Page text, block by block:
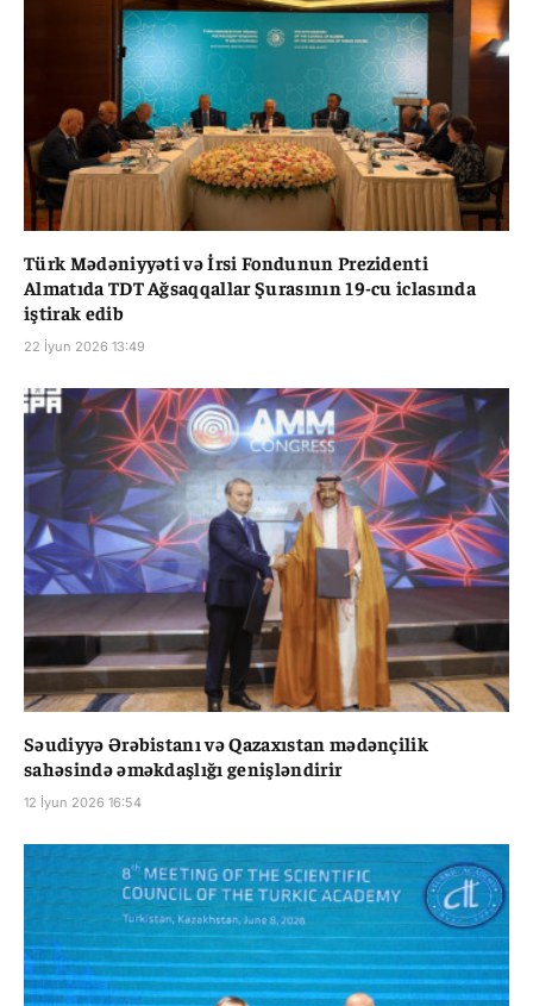
Türk Mədəniyyəti və İrsi Fondunun Prezidenti
Almatıda TDT Ağsaqqallar Şurasının 19-cu iclasında
iştirak edib
22 İyun 2026 13:49
Səudiyyə Ərəbistanı və Qazaxıstan mədənçilik
sahəsində əməkdaşlığı genişləndirir
12 İyun 2026 16:54